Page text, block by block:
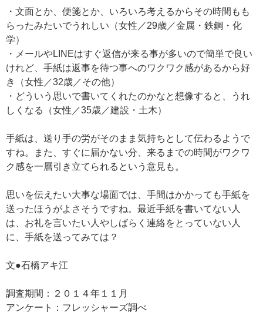
・文面とか、便箋とか、いろいろ考えるからその時間もも
らったみたいでうれしい（女性／29歳／金属・鉄鋼・化
学）
・メールやLINEはすぐ返信が来る事が多いので簡単で良い
けれど、手紙は返事を待つ事へのワクワク感があるから好
き（女性／32歳／その他）
・どういう思いで書いてくれたのかなと想像すると、うれ
しくなる（女性／35歳／建設・土木）
手紙は、送り手の労がそのまま気持ちとして伝わるようで
すね。また、すぐに届かない分、来るまでの時間がワクワ
ク感を一層引き立てられるという意見も。
思いを伝えたい大事な場面では、手間はかかっても手紙を
送ったほうがよさそうですね。最近手紙を書いてない人
は、お礼を言いたい人やしばらく連絡をとっていない人
に、手紙を送ってみては？
文●石橋アキ江
調査期間：２０１４年１１月
アンケート：フレッシャーズ調べ